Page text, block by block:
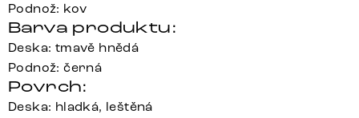
Podnož: kov
Barva produktu:
Deska: tmavě hnědá
Podnož: černá
Povrch:
Deska: hladká, leštěná